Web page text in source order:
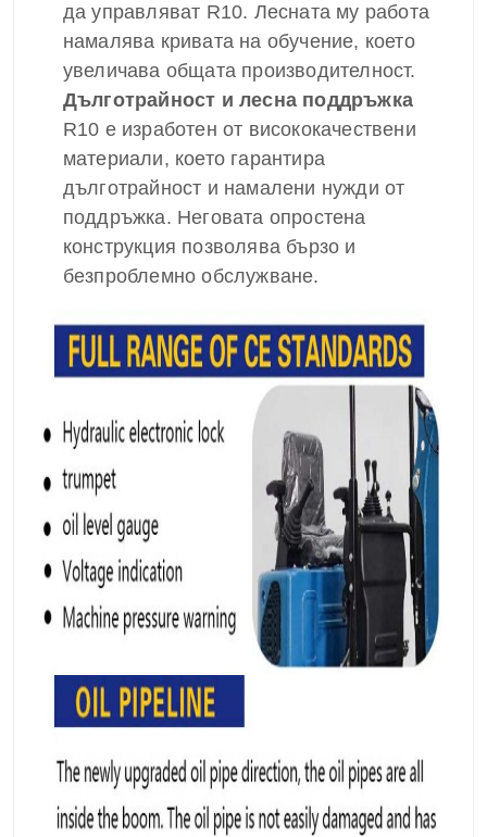
да управляват R10. Лесната му работа
намалява кривата на обучение, което
увеличава общата производителност.
Дълготрайност и лесна поддръжка
R10 е изработен от висококачествени
материали, което гарантира
дълготрайност и намалени нужди от
поддръжка. Неговата опростена
конструкция позволява бързо и
безпроблемно обслужване.